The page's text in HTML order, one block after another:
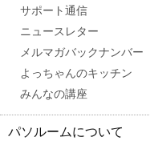
サポート通信
ニュースレター
メルマガバックナンバー
よっちゃんのキッチン
みんなの講座
パソルームについて